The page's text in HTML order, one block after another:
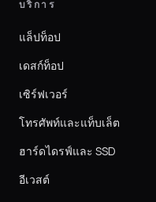
บริการ
แล็ปท็อป
เดสก์ท็อป
เซิร์ฟเวอร์
โทรศัพท์และแท็บเล็ต
ฮาร์ดไดรฟ์และ SSD
อีเวสต์